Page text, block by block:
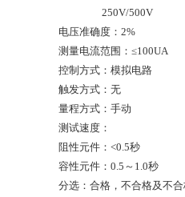
250V/500V
电压准确度：2%
测量电流范围：≤100UA
控制方式：模拟电路
触发方式：无
量程方式：手动
测试速度：
阻性元件：<0.5秒
容性元件：0.5～1.0秒
分选：合格，不合格及不